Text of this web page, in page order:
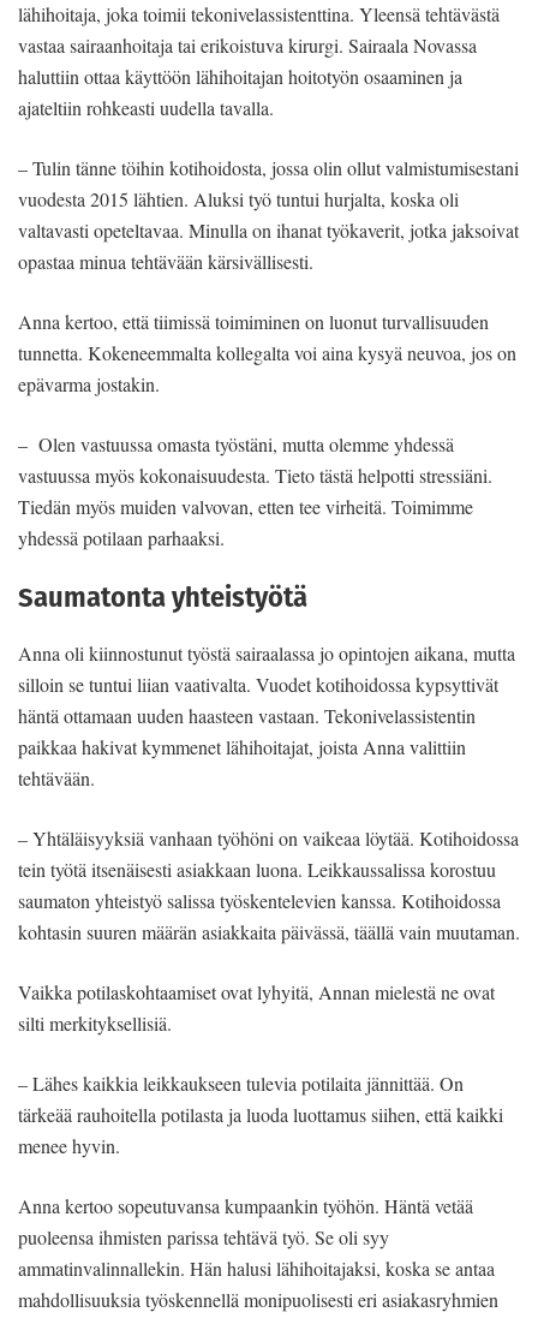
lähihoitaja, joka toimii tekonivelassistenttina. Yleensä tehtävästä
vastaa sairaanhoitaja tai erikoistuva kirurgi. Sairaala Novassa
haluttiin ottaa käyttöön lähihoitajan hoitotyön osaaminen ja
ajateltiin rohkeasti uudella tavalla.
– Tulin tänne töihin kotihoidosta, jossa olin ollut valmistumisestani
vuodesta 2015 lähtien. Aluksi työ tuntui hurjalta, koska oli
valtavasti opeteltavaa. Minulla on ihanat työkaverit, jotka jaksoivat
opastaa minua tehtävään kärsivällisesti.
Anna kertoo, että tiimissä toimiminen on luonut turvallisuuden
tunnetta. Kokeneemmalta kollegalta voi aina kysyä neuvoa, jos on
epävarma jostakin.
– Olen vastuussa omasta työstäni, mutta olemme yhdessä
vastuussa myös kokonaisuudesta. Tieto tästä helpotti stressiäni.
Tiedän myös muiden valvovan, etten tee virheitä. Toimimme
yhdessä potilaan parhaaksi.
Saumatonta yhteistyötä
Anna oli kiinnostunut työstä sairaalassa jo opintojen aikana, mutta
silloin se tuntui liian vaativalta. Vuodet kotihoidossa kypsyttivät
häntä ottamaan uuden haasteen vastaan. Tekonivelassistentin
paikkaa hakivat kymmenet lähihoitajat, joista Anna valittiin
tehtävään.
– Yhtäläisyyksiä vanhaan työhöni on vaikeaa löytää. Kotihoidossa
tein työtä itsenäisesti asiakkaan luona. Leikkaussalissa korostuu
saumaton yhteistyö salissa työskentelevien kanssa. Kotihoidossa
kohtasin suuren määrän asiakkaita päivässä, täällä vain muutaman.
Vaikka potilaskohtaamiset ovat lyhyitä, Annan mielestä ne ovat
silti merkityksellisiä.
– Lähes kaikkia leikkaukseen tulevia potilaita jännittää. On
tärkeää rauhoitella potilasta ja luoda luottamus siihen, että kaikki
menee hyvin.
Anna kertoo sopeutuvansa kumpaankin työhön. Häntä vetää
puoleensa ihmisten parissa tehtävä työ. Se oli syy
ammatinvalinnallekin. Hän halusi lähihoitajaksi, koska se antaa
mahdollisuuksia työskennellä monipuolisesti eri asiakasryhmien